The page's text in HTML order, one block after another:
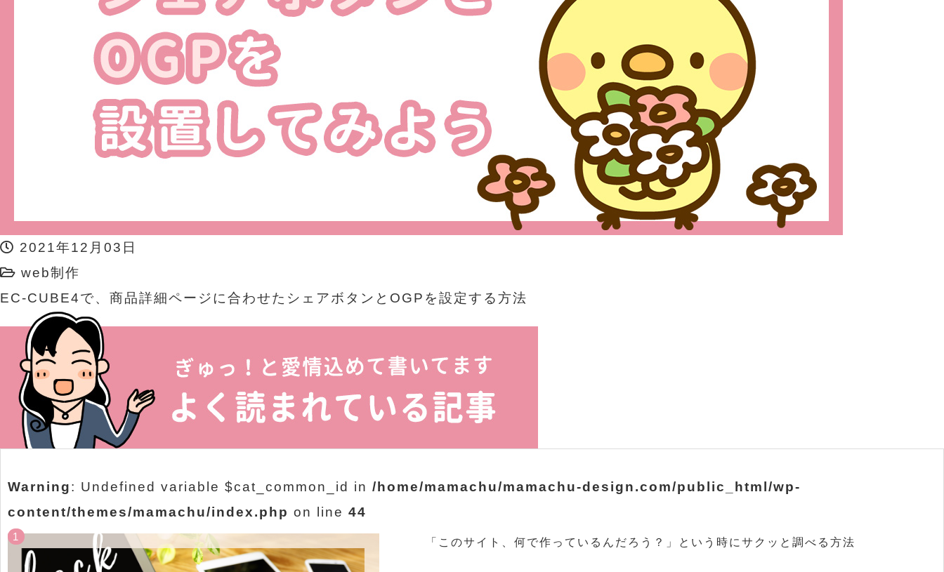
2021年12月03日
web制作
EC-CUBE4で、商品詳細ページに合わせたシェアボタンとOGPを設定する方法
Warning: Undefined variable $cat_common_id in /home/mamachu/mamachu-design.com/public_html/wp-
content/themes/mamachu/index.php on line 44
「このサイト、何で作っているんだろう？」という時にサクッと調べる方法